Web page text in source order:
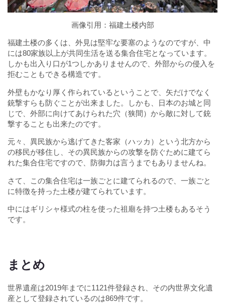
画像引用： 福建土楼内部
福建土楼の多くは、外見は堅牢な要塞のようなのですが、中
には80家族以上が共同生活を送る集合住宅となっています。
しかも出入り口が1つしかありませんので、外部からの侵入を
拒むこともできる構造です。
外壁もかなり厚く作られているということで、矢だけでなく
銃撃すらも防ぐことが出来ました。しかも、日本のお城と同
じで、外部に向けてあけられた穴（狭間）から敵に対して銃
撃することも出来たのです。
元々、異民族から逃げてきた客家（ハッカ）という北方から
の移民が移住し、その異民族からの攻撃を防ぐために建てら
れた集合住宅ですので、防御力は言うまでもありませんね。
さて、この集合住宅は一族ごとに建てられるので、一族ごと
に特徴を持った土楼が建てられています。
中にはギリシャ様式の柱を使った祖廟を持つ土楼もあるそう
です。
まとめ
世界遺産は2019年までに1121件登録され、その内世界文化遺
産として登録されているのは869件です。